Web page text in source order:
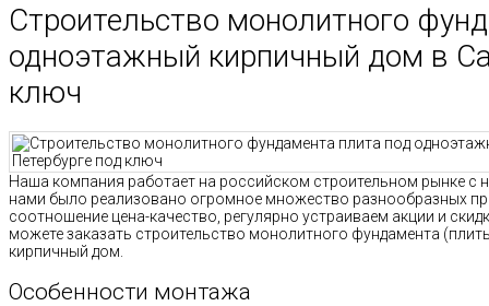
Строительство монолитного
одноэтажный кирпичный дом в
ключ
Наша компания работает на российском строительном рынке с
нами было реализовано огромное множество разнообразных
соотношение цена-качество, регулярно устраиваем акции и
можете заказать строительство монолитного фундамента
кирпичный дом.
Особенности монтажа